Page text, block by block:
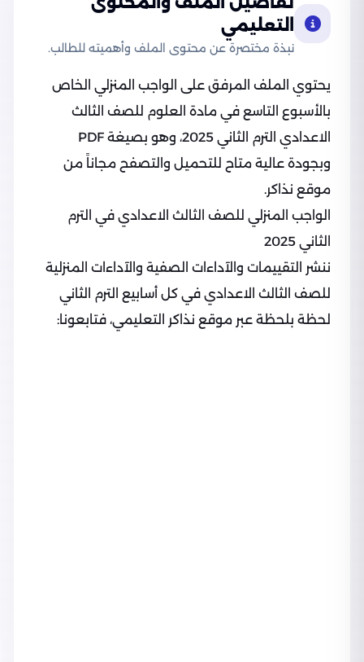
التعليمي
نبذة مختصرة عن محتوى الملف وأهميته للطالب.
يحتوي الملف المرفق على الواجب المنزلي الخاص
بالأسبوع التاسع في مادة العلوم للصف الثالث
الاعدادي الترم الثاني 2025، وهو بصيغة PDF
وبجودة عالية متاح للتحميل والتصفح مجاناً من
موقع نذاكر.
الواجب المنزلي للصف الثالث الاعدادي في الترم
الثاني 2025
ننشر التقييمات والآداءات الصفية والآداءات المنزلية
للصف الثالث الاعدادي في كل أسابيع الترم الثاني
لحظة بلحظة عبر موقع نذاكر التعليمي، فتابعونا: